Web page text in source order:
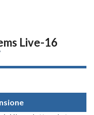
Live-16